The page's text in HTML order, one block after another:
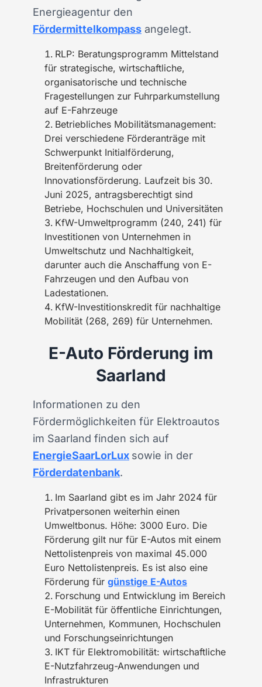
Energieagentur den
Fördermittelkompass angelegt.
RLP: Beratungsprogramm Mittelstand
für strategische, wirtschaftliche,
organisatorische und technische
Fragestellungen zur Fuhrparkumstellung
auf E-Fahrzeuge
Betriebliches Mobilitätsmanagement:
Drei verschiedene Förderanträge mit
Schwerpunkt Initialförderung,
Breitenförderung oder
Innovationsförderung. Laufzeit bis 30.
Juni 2025, antragsberechtigt sind
Betriebe, Hochschulen und Universitäten
KfW-Umweltprogramm (240, 241) für
Investitionen von Unternehmen in
Umweltschutz und Nachhaltigkeit,
darunter auch die Anschaffung von E-
Fahrzeugen und den Aufbau von
Ladestationen.
KfW-Investitionskredit für nachhaltige
Mobilität (268, 269) für Unternehmen.
E-Auto Förderung im
Saarland
Informationen zu den
Fördermöglichkeiten für Elektroautos
im Saarland finden sich auf
EnergieSaarLorLux sowie in der
Förderdatenbank.
Im Saarland gibt es im Jahr 2024 für
Privatpersonen weiterhin einen
Umweltbonus. Höhe: 3000 Euro. Die
Förderung gilt nur für E-Autos mit einem
Nettolistenpreis von maximal 45.000
Euro Nettolistenpreis. Es ist also eine
Förderung für günstige E-Autos
Forschung und Entwicklung im Bereich
E-Mobilität für öffentliche Einrichtungen,
Unternehmen, Kommunen, Hochschulen
und Forschungseinrichtungen
IKT für Elektromobilität: wirtschaftliche
E-Nutzfahrzeug-Anwendungen und
Infrastrukturen